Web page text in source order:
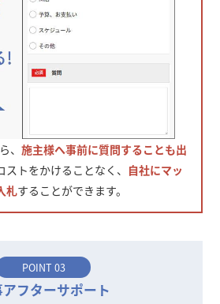
、施主様へ事前に質問することも出
ストをかけることなく、 自社にマッ
札することができます。
POINT 03
フターサポート